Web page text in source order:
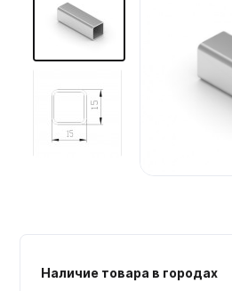
Мебельные образцы, каталоги
Наличие товара в городах